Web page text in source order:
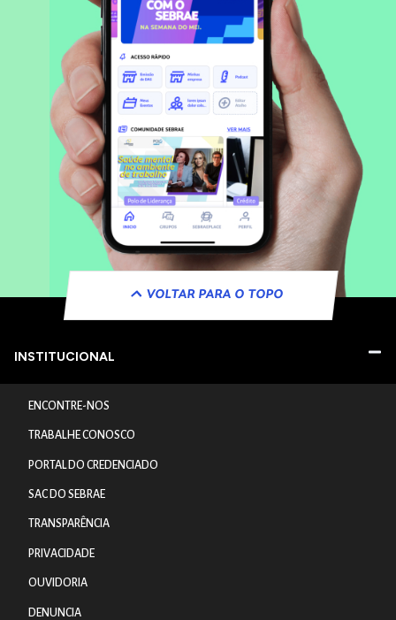
VOLTAR PARA O TOPO
INSTITUCIONAL
ENCONTRE-NOS
TRABALHE CONOSCO
PORTAL DO CREDENCIADO
SAC DO SEBRAE
TRANSPARÊNCIA
PRIVACIDADE
OUVIDORIA
DENUNCIA